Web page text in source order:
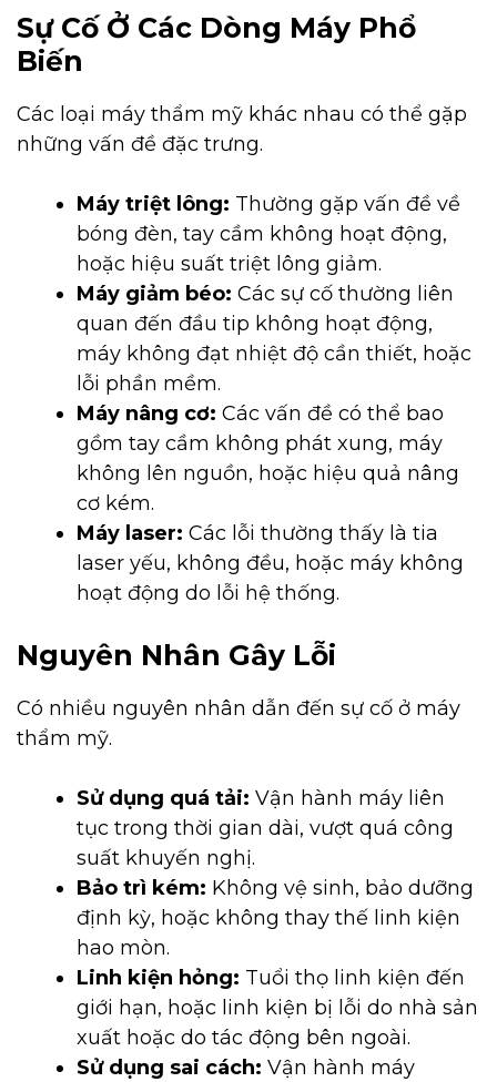
Sự Cố Ở Các Dòng Máy Phổ
Biến
Các loại máy thẩm mỹ khác nhau có thể gặp
những vấn đề đặc trưng.
Máy triệt lông: Thường gặp vấn đề về
bóng đèn, tay cầm không hoạt động,
hoặc hiệu suất triệt lông giảm.
Máy giảm béo: Các sự cố thường liên
quan đến đầu tip không hoạt động,
máy không đạt nhiệt độ cần thiết, hoặc
lỗi phần mềm.
Máy nâng cơ: Các vấn đề có thể bao
gồm tay cầm không phát xung, máy
không lên nguồn, hoặc hiệu quả nâng
cơ kém.
Máy laser: Các lỗi thường thấy là tia
laser yếu, không đều, hoặc máy không
hoạt động do lỗi hệ thống.
Nguyên Nhân Gây Lỗi
Có nhiều nguyên nhân dẫn đến sự cố ở máy
thẩm mỹ.
Sử dụng quá tải: Vận hành máy liên
tục trong thời gian dài, vượt quá công
suất khuyến nghị.
Bảo trì kém: Không vệ sinh, bảo dưỡng
định kỳ, hoặc không thay thế linh kiện
hao mòn.
Linh kiện hỏng: Tuổi thọ linh kiện đến
giới hạn, hoặc linh kiện bị lỗi do nhà sản
xuất hoặc do tác động bên ngoài.
Sử dụng sai cách: Vận hành máy